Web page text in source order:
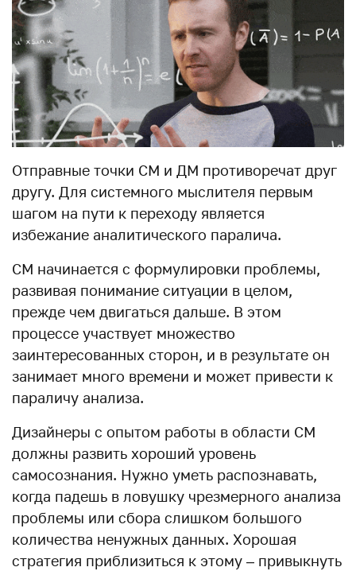
Отправные точки СМ и ДМ противоречат друг
другу. Для системного мыслителя первым
шагом на пути к переходу является
избежание аналитического паралича.
СМ начинается с формулировки проблемы,
развивая понимание ситуации в целом,
прежде чем двигаться дальше. В этом
процессе участвует множество
заинтересованных сторон, и в результате он
занимает много времени и может привести к
параличу анализа.
Дизайнеры с опытом работы в области СМ
должны развить хороший уровень
самосознания. Нужно уметь распознавать,
когда падешь в ловушку чрезмерного анализа
проблемы или сбора слишком большого
количества ненужных данных. Хорошая
стратегия приблизиться к этому – привыкнуть